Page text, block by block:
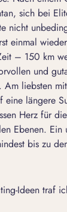
sich bei
nicht
einmal
– 150 km
und
Am liebsten
längere
Herz für
Ebenen. Ein
bis zu
Ideen traf